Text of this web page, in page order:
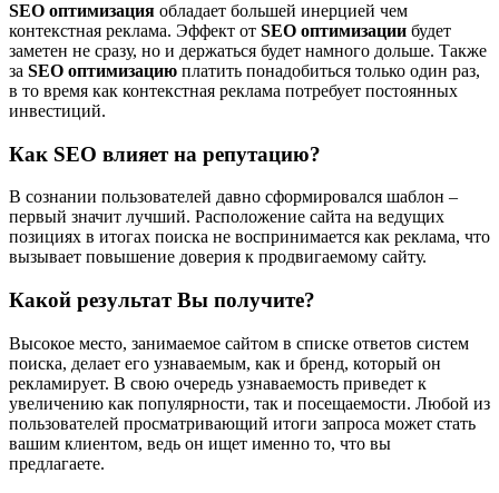
SEO оптимизация обладает большей инерцией чем
контекстная реклама. Эффект от SEO оптимизации будет
заметен не сразу, но и держаться будет намного дольше. Также
за SEO оптимизацию платить понадобиться только один раз,
в то время как контекстная реклама потребует постоянных
инвестиций.
Как SEO влияет на репутацию?
В сознании пользователей давно сформировался шаблон –
первый значит лучший. Расположение сайта на ведущих
позициях в итогах поиска не воспринимается как реклама, что
вызывает повышение доверия к продвигаемому сайту.
Какой результат Вы получите?
Высокое место, занимаемое сайтом в списке ответов систем
поиска, делает его узнаваемым, как и бренд, который он
рекламирует. В свою очередь узнаваемость приведет к
увеличению как популярности, так и посещаемости. Любой из
пользователей просматривающий итоги запроса может стать
вашим клиентом, ведь он ищет именно то, что вы
предлагаете.